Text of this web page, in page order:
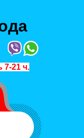
7-21 ч.